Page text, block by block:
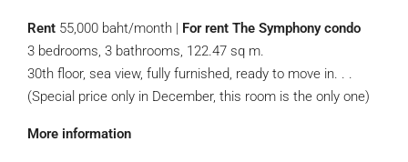
Rent 55,000 baht/month | For rent The Symphony condo
3 bedrooms, 3 bathrooms, 122.47 sq m.
30th floor, sea view, fully furnished, ready to move in. . .
(Special price only in December, this room is the only one)
More information